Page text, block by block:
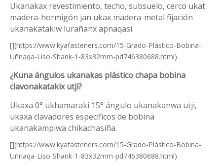
Ukanakax revestimiento, techo, subsuelo, cerco ukat
madera-hormigón jan ukax madera-metal fijación
ukanakatakiw lurañanx apnaqasi.
[](https://www.kyafasteners.com/15-Grado-Plástico-Bobina-
Uñnaqa-Liso-Shank-1-83x32mm-pd746380688.html)
¿Kuna ángulos ukanakas plástico chapa bobina
clavonakatakix utji?
Ukaxa 0° ukhamaraki 15° ángulo ukanakanwa utji,
ukaxa clavadores específicos de bobina
ukanakampiwa chikachasiña.
[](https://www.kyafasteners.com/15-Grado-Plástico-Bobina-
Uñnaqa-Liso-Shank-1-83x32mm-pd746380688.html)